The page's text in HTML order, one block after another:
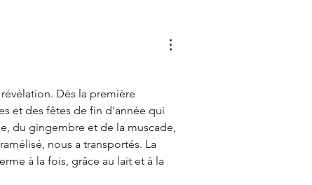
Dès la première
et des fêtes de fin d'année qui
du gingembre et de la muscade,
nous a transportés. La
à la fois, grâce au lait et à la